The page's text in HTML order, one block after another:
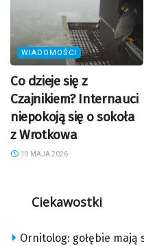
WIADOMOŚCI
Co dzieje się z
Czajnikiem? Internauci
niepokoją się o sokoła
z Wrotkowa
19 MAJA 2026
Ciekawostki
Ornitolog: gołębie mają